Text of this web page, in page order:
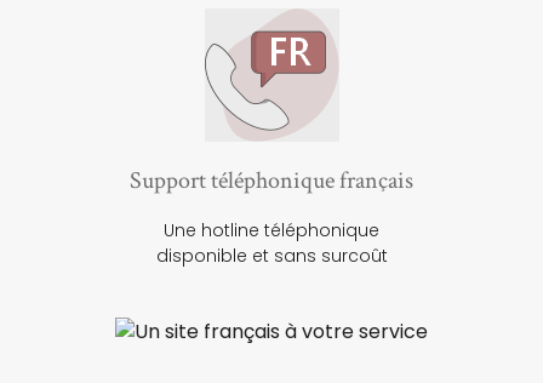
Support téléphonique français
Une hotline téléphonique
disponible et sans surcoût